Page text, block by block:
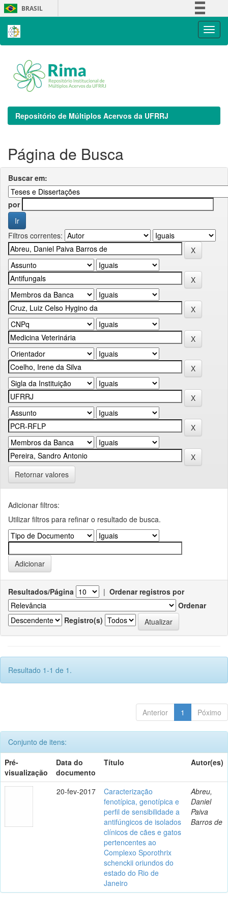
Skip
navigation
BRASIL
Repositório de Múltiplos Acervos da UFRRJ
Página de Busca
Buscar em:
por
Filtros correntes:
Retornar valores
Adicionar filtros:
Utilizar filtros para refinar o resultado de busca.
Resultados/Página | Ordenar registros por
Ordenar
Registro(s)
Resultado 1-1 de 1.
Anterior 1 Póximo
Conjunto de itens:
Pré-
visualização
Data do
documento
Título Autor(es)
20-fev-2017
Caracterização
fenotípica, genotípica e
perfil de sensibilidade a
antifúngicos de isolados
clínicos de cães e gatos
pertencentes ao
Complexo Sporothrix
schenckii oriundos do
estado do Rio de
Janeiro
Abreu,
Daniel
Paiva
Barros de